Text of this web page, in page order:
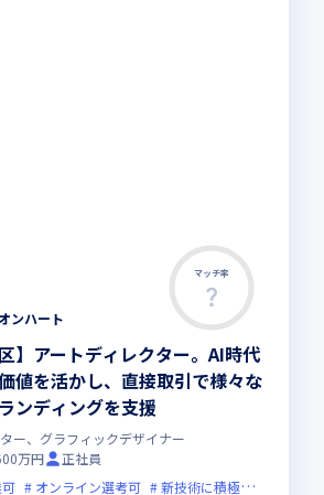
マッチ率
ンハート
】アートディレクター。AI時代
値を活かし、直接取引で様々な
ンディングを支援
ー、グラフィックデザイナー
万円
正社員
オンライン選考可 新技術に積極的